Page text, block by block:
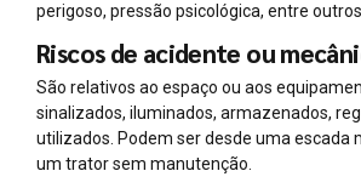
perigoso, pressão psicológica, entre outros.
Riscos de acidente ou
São relativos ao espaço ou aos
sinalizados, iluminados, armazenados,
utilizados. Podem ser desde uma escada
um trator sem manutenção.